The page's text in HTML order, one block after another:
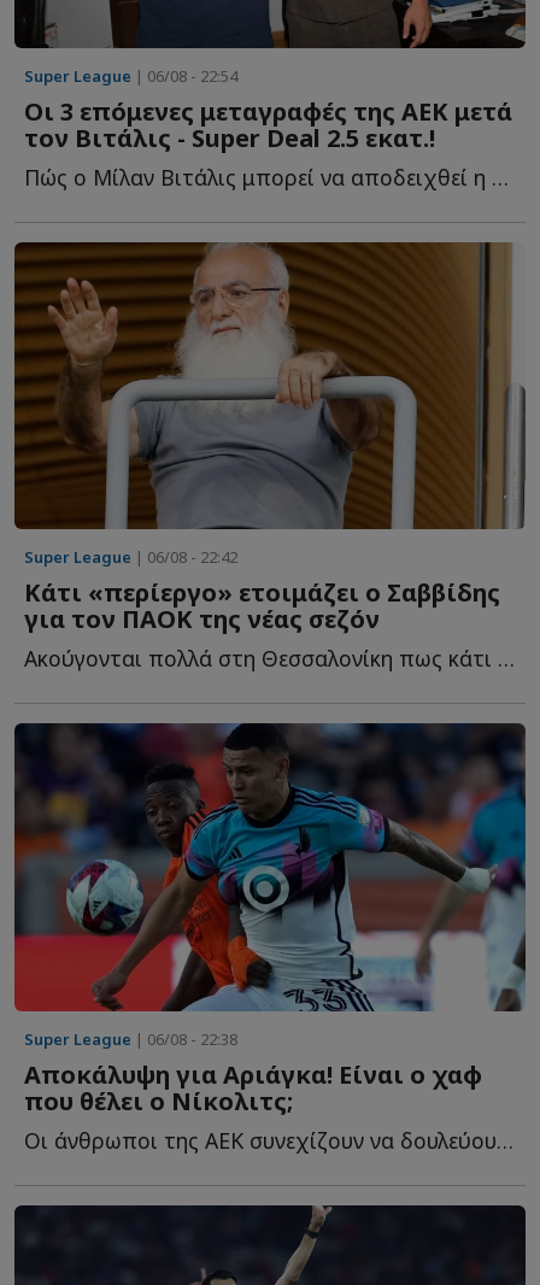
Super League | 06/08 - 22:54
Οι 3 επόμενες μεταγραφές της ΑΕΚ μετά
τον Βιτάλις - Super Deal 2.5 εκατ.!
Πώς ο Μίλαν Βιτάλις μπορεί να αποδειχθεί η μεταγραφή τ...
Super League | 06/08 - 22:42
Κάτι «περίεργο» ετοιμάζει ο Σαββίδης
για τον ΠΑΟΚ της νέας σεζόν
Ακούγονται πολλά στη Θεσσαλονίκη πως κάτι «περίεργο» ε...
Super League | 06/08 - 22:38
Αποκάλυψη για Αριάγκα! Είναι ο χαφ
που θέλει ο Νίκολιτς;
Οι άνθρωποι της ΑΕΚ συνεχίζουν να δουλεύουν και στα υ...